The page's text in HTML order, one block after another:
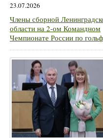
23.07.2026
Члены сборной
области на 2-ом Командном
Чемпионате России по